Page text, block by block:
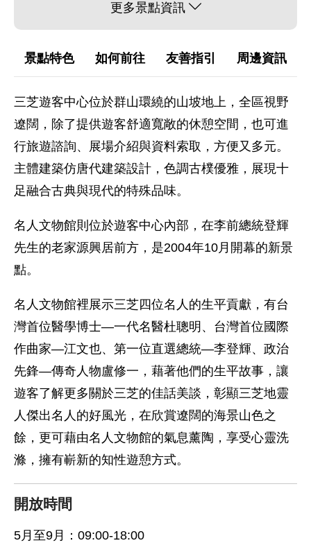
更多景點資訊
景點特色 如何前往 友善指引 周邊資訊
三芝遊客中心位於群山環繞的山坡地上，全區視野
遼闊，除了提供遊客舒適寬敞的休憩空間，也可進
行旅遊諮詢、展場介紹與資料索取，方便又多元。
主體建築仿唐代建築設計，色調古樸優雅，展現十
足融合古典與現代的特殊品味。
名人文物館則位於遊客中心內部，在李前總統登輝
先生的老家源興居前方，是2004年10月開幕的新景
點。
名人文物館裡展示三芝四位名人的生平貢獻，有台
灣首位醫學博士—一代名醫杜聰明、台灣首位國際
作曲家—江文也、第一位直選總統—李登輝、政治
先鋒—傳奇人物盧修一，藉著他們的生平故事，讓
遊客了解更多關於三芝的佳話美談，彰顯三芝地靈
人傑出名人的好風光，在欣賞遼闊的海景山色之
餘，更可藉由名人文物館的氣息薰陶，享受心靈洗
滌，擁有嶄新的知性遊憩方式。
開放時間
5月至9月：09:00-18:00